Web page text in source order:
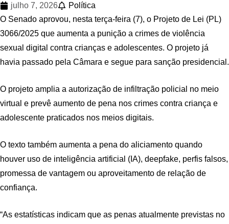
julho 7, 2026
Política
O Senado aprovou, nesta terça-feira (7), o Projeto de Lei (PL)
3066/2025 que aumenta a punição a crimes de violência
sexual digital contra crianças e adolescentes. O projeto já
havia passado pela Câmara e segue para sanção presidencial.
O projeto amplia a autorização de infiltração policial no meio
virtual e prevê aumento de pena nos crimes contra criança e
adolescente praticados nos meios digitais.
O texto também aumenta a pena do aliciamento quando
houver uso de inteligência artificial (IA), deepfake, perfis falsos,
promessa de vantagem ou aproveitamento de relação de
confiança.
“As estatísticas indicam que as penas atualmente previstas no